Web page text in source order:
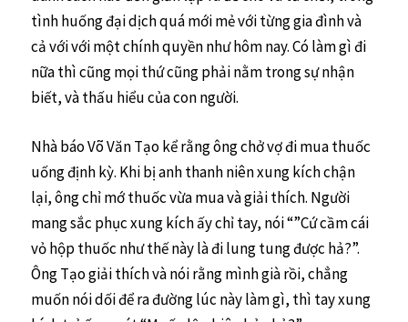
tình huống đại dịch quá mới mẻ với từng gia đình và
cả với với một chính quyền như hôm nay. Có làm gì đi
nữa thì cũng mọi thứ cũng phải nằm trong sự nhận
biết, và thấu hiểu của con người.
Nhà báo Võ Văn Tạo kể rằng ông chở vợ đi mua thuốc
uống định kỳ. Khi bị anh thanh niên xung kích chận
lại, ông chỉ mớ thuốc vừa mua và giải thích. Người
mang sắc phục xung kích ấy chỉ tay, nói “”Cứ cầm cái
vỏ hộp thuốc như thế này là đi lung tung được hả?”.
Ông Tạo giải thích và nói rằng mình già rồi, chẳng
muốn nói dối để ra đường lúc này làm gì, thì tay xung